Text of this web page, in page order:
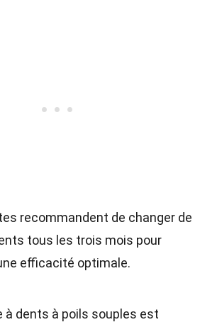
recommandent de changer de
tous les trois mois pour
efficacité optimale.
à dents à poils souples est